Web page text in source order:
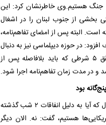
جنگ هستیم.وی خاطرنشان کرد: این
بخشی از جنوب لبنان را در اشغال
البته پس از امضای تفاهم‌نامه،
در حوزه دیپلماسی نیز به دنبال
آن هستیم که گفت‌وگوها را دنبال می‌کنیم برای تحقق ۵ شرطی که باید بلافاصله پس از
و در مدت زمان تفاهم‌نامه اجرا شود.
بود
رئیس هیات مذاکره کننده ایران، در پاسخ به این سوال که آیا به دلیل انفاقات ۲ شب گذشته
هستیم، گفت: نه. الان دیگر